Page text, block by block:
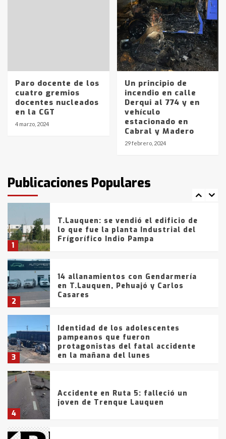
Paro docente de los
cuatro gremios
docentes nucleados
en la CGT
4 marzo, 2024
Un principio de
incendio en calle
Derqui al 774 y en
vehículo
estacionado en
Cabral y Madero
29 febrero, 2024
Publicaciones Populares
joven de Trenque Lauquen
Los precios de los combustibles en
La Pampa, desde YPF hasta Axion
entre 857 a 1338 pesos
La Bolsa de Cereales de Bahía
Blanca anticipa que Agosto vendrá
con lluvias y heladas, en gran parte
fueron detenidos por
comercialización de drogas en la
tarde del sábado
1
T.Lauquen: se vendió el edificio de
lo que fue la planta Industrial del
Frígorífico Indio Pampa
2
14 allanamientos con Gendarmería
en T.Lauquen, Pehuajó y Carlos
Casares
3
Identidad de los adolescentes
pampeanos que fueron
protagonistas del fatal accidente
en la mañana del lunes
4
Accidente en Ruta 5: falleció un
joven de Trenque Lauquen